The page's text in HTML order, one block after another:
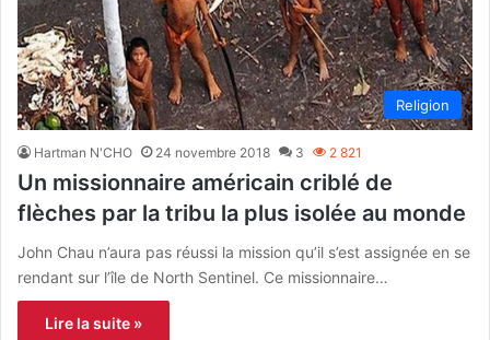
Religion
Hartman N'CHO 24 novembre 2018 3 2 821
Un missionnaire américain criblé de
flèches par la tribu la plus isolée au monde
John Chau n’aura pas réussi la mission qu’il s’est assignée en se
rendant sur l’île de North Sentinel. Ce missionnaire…
Lire la suite »